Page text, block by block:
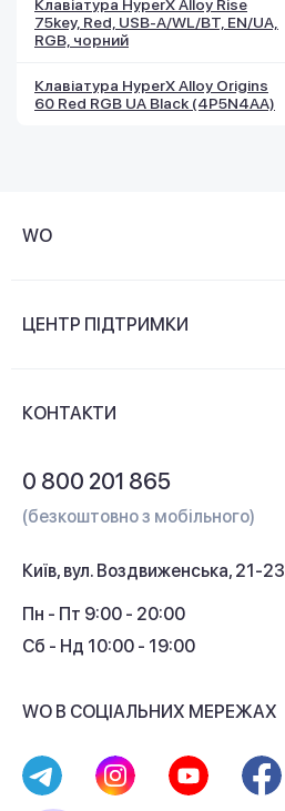
Клавіатура HyperX Alloy Rise
75key, Red, USB-A/WL/BT, EN/UA,
RGB, чорний
Клавіатура HyperX Alloy Origins
60 Red RGB UA Black (4P5N4AA)
WO
Контакти
ЦЕНТР ПІДТРИМКИ
Кешбек
КОНТАКТИ
0 800 201 865
(безкоштовно з мобільного)
Київ, вул. Воздвиженська, 21-23
Пн - Пт 9:00 - 20:00
Сб - Нд 10:00 - 19:00
WO В СОЦІАЛЬНИХ МЕРЕЖАХ